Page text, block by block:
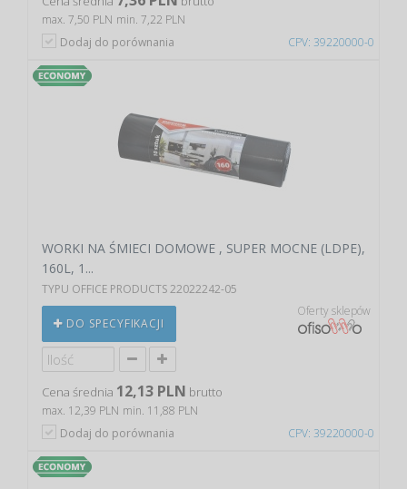
CPV: 39220000-0
max. 7,50 PLN min. 7,22 PLN
Dodaj do porównania
CPV: 39220000-0
WORKI NA ŚMIECI DOMOWE , SUPER MOCNE (LDPE),
160L, 1...
TYPU OFFICE PRODUCTS 22022242-05
DO SPECYFIKACJI
Oferty sklepów
Cena średnia 12,13 PLN brutto
max. 12,39 PLN min. 11,88 PLN
Dodaj do porównania